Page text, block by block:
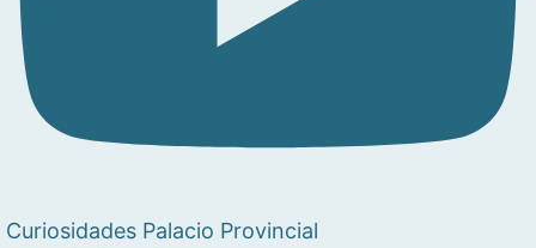
Curiosidades Palacio Provincial